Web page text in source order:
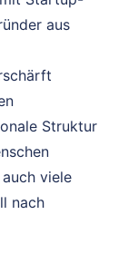
aus
Struktur
viele
nach